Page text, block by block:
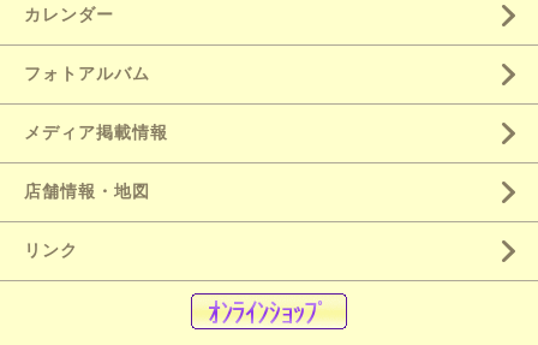
カレンダー
フォトアルバム
メディア掲載情報
店舗情報・地図
リンク